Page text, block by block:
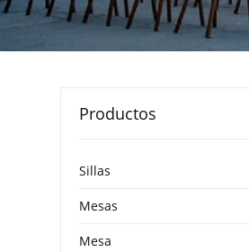
Productos
Sillas
Mesas
Mesa